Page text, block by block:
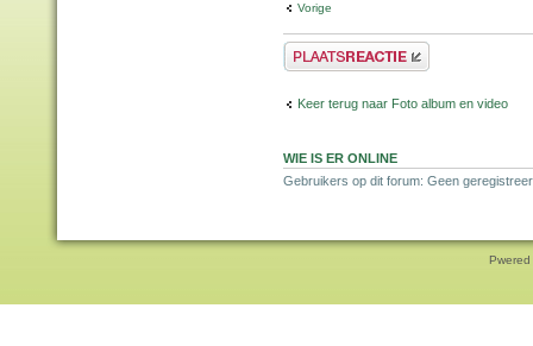
Vorige
Plaats een reactie
Keer terug naar Foto album en video
WIE IS ER ONLINE
Gebruikers op dit forum: Geen